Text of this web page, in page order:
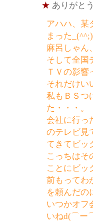
★ ありがと
アハハ、某
まった_(^^;)
麻呂しゃん
そして全国
ＴＶの影響
それだけい
私もＢＳつ
た・・・。
会社に行っ
のテレビ見
てきてビッ
こっちはそ
ことにビッ
前もってわ
を頼んだの
いつかオフ
いねd(⌒ー